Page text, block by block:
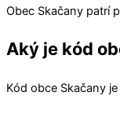
Obec Skačany patrí
Aký je kód
Kód obce Skačany je